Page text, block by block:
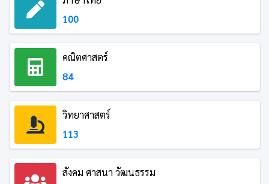
100
คณิตศาสตร์
84
วิทยาศาสตร์
113
สังคม ศาสนา วัฒนธรรม